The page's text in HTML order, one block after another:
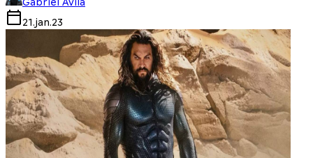
Gabriel Avila
21.jan.23